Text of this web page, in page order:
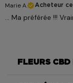
Marie A.
Acheteur
... Ma préférée !!!
FLEURS CBD